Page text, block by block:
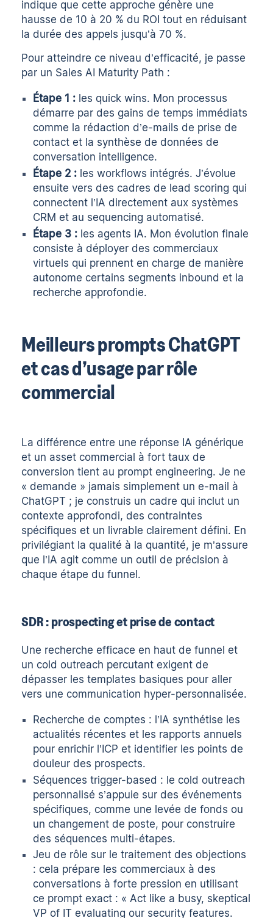
indique que cette approche génère une
hausse de 10 à 20 % du ROI tout en réduisant
la durée des appels jusqu’à 70 %.
Pour atteindre ce niveau d’efficacité, je passe
par un Sales AI Maturity Path :
Étape 1 : les quick wins. Mon processus
démarre par des gains de temps immédiats
comme la rédaction d’e-mails de prise de
contact et la synthèse de données de
conversation intelligence.
Étape 2 : les workflows intégrés. J’évolue
ensuite vers des cadres de lead scoring qui
connectent l’IA directement aux systèmes
CRM et au sequencing automatisé.
Étape 3 : les agents IA. Mon évolution finale
consiste à déployer des commerciaux
virtuels qui prennent en charge de manière
autonome certains segments inbound et la
recherche approfondie.
Meilleurs prompts ChatGPT
et cas d’usage par rôle
commercial
La différence entre une réponse IA générique
et un asset commercial à fort taux de
conversion tient au prompt engineering. Je ne
« demande » jamais simplement un e-mail à
ChatGPT ; je construis un cadre qui inclut un
contexte approfondi, des contraintes
spécifiques et un livrable clairement défini. En
privilégiant la qualité à la quantité, je m’assure
que l’IA agit comme un outil de précision à
chaque étape du funnel.
SDR : prospecting et prise de contact
Une recherche efficace en haut de funnel et
un cold outreach percutant exigent de
dépasser les templates basiques pour aller
vers une communication hyper-personnalisée.
Recherche de comptes : l’IA synthétise les
actualités récentes et les rapports annuels
pour enrichir l’ICP et identifier les points de
douleur des prospects.
Séquences trigger-based : le cold outreach
personnalisé s’appuie sur des événements
spécifiques, comme une levée de fonds ou
un changement de poste, pour construire
des séquences multi-étapes.
Jeu de rôle sur le traitement des objections
: cela prépare les commerciaux à des
conversations à forte pression en utilisant
ce prompt exact : « Act like a busy, skeptical
VP of IT evaluating our security features.